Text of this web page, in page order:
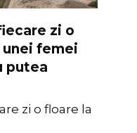
zi o
femei
putea
zi o floare la